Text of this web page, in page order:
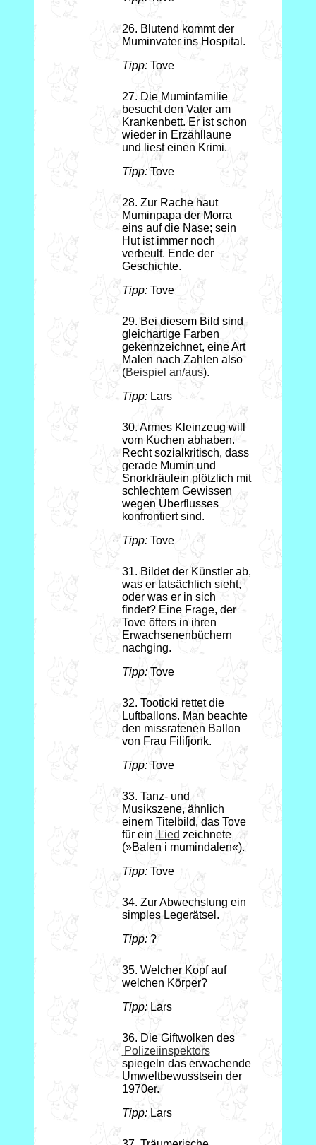
26. Blutend kommt der
Muminvater ins Hospital.
Tipp:Tove
27. Die Muminfamilie
besucht den Vater am
Krankenbett. Er ist schon
wieder in Erzähllaune
und liest einen Krimi.
Tipp:Tove
28. Zur Rache haut
Muminpapa der Morra
eins auf die Nase; sein
Hut ist immer noch
verbeult. Ende der
Geschichte.
Tipp:Tove
29. Bei diesem Bild sind
gleichartige Farben
gekennzeichnet, eine Art
Malen nach Zahlen also
(Beispiel an/aus).
Tipp:Lars
30. Armes Kleinzeug will
vom Kuchen abhaben.
Recht sozialkritisch, dass
gerade Mumin und
Snorkfräulein plötzlich mit
schlechtem Gewissen
wegen Überflusses
konfrontiert sind.
Tipp:Tove
31. Bildet der Künstler ab,
was er tatsächlich sieht,
oder was er in sich
findet? Eine Frage, der
Tove öfters in ihren
Erwachsenenbüchern
nachging.
Tipp:Tove
32. Tooticki rettet die
Luftballons. Man beachte
den missratenen Ballon
von Frau Filifjonk.
Tipp:Tove
33. Tanz- und
Musikszene, ähnlich
einem Titelbild, das Tove
für ein Lied zeichnete
(»Balen i mumindalen«).
Tipp:Tove
34. Zur Abwechslung ein
simples Legerätsel.
Tipp:?
35. Welcher Kopf auf
welchen Körper?
Tipp:Lars
36. Die Giftwolken des
Polizeiinspektors
spiegeln das erwachende
Umweltbewusstsein der
1970er.
Tipp:Lars